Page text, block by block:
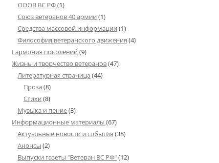
ОООВ ВС РФ(1)
Союз ветеранов 40 армии (1)
Средства массовой информации (1)
Философия ветеранского движения (4)
Гармония поколений (9)
Жизнь и творчество ветеранов(47)
Литературная страница (44)
Проза (8)
Стихи (8)
Музыка и пение(3)
Информационные материалы (67)
Актуальные новости и события (38)
Анонсы (2)
Выпуски газеты "Ветеран ВС РФ"(12)